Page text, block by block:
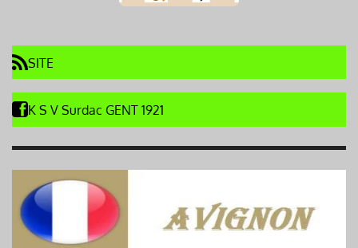
SITE
K S V Surdac GENT 1921